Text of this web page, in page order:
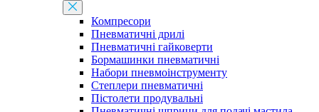
Компресори
Пневматичні дрилі
Пневматичні гайковерти
Бормашинки пневматичні
Набори пневмоінструменту
Степлери пневматичні
Пістолети продувальні